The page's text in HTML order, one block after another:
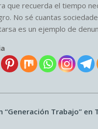
que recuerda el tiempo
No sé cuantas
es un ejemplo de
“Generación Trabajo”